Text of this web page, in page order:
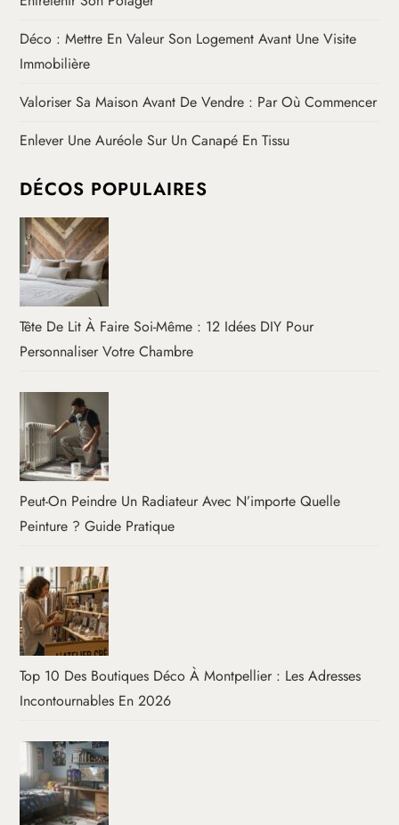
Déco : Mettre En Valeur Son Logement Avant Une Visite
Immobilière
Valoriser Sa Maison Avant De Vendre : Par Où Commencer
Enlever Une Auréole Sur Un Canapé En Tissu
DÉCOS POPULAIRES
Tête De Lit À Faire Soi-Même : 12 Idées DIY Pour
Personnaliser Votre Chambre
Peut-On Peindre Un Radiateur Avec N’importe Quelle
Peinture ? Guide Pratique
Top 10 Des Boutiques Déco À Montpellier : Les Adresses
Incontournables En 2026